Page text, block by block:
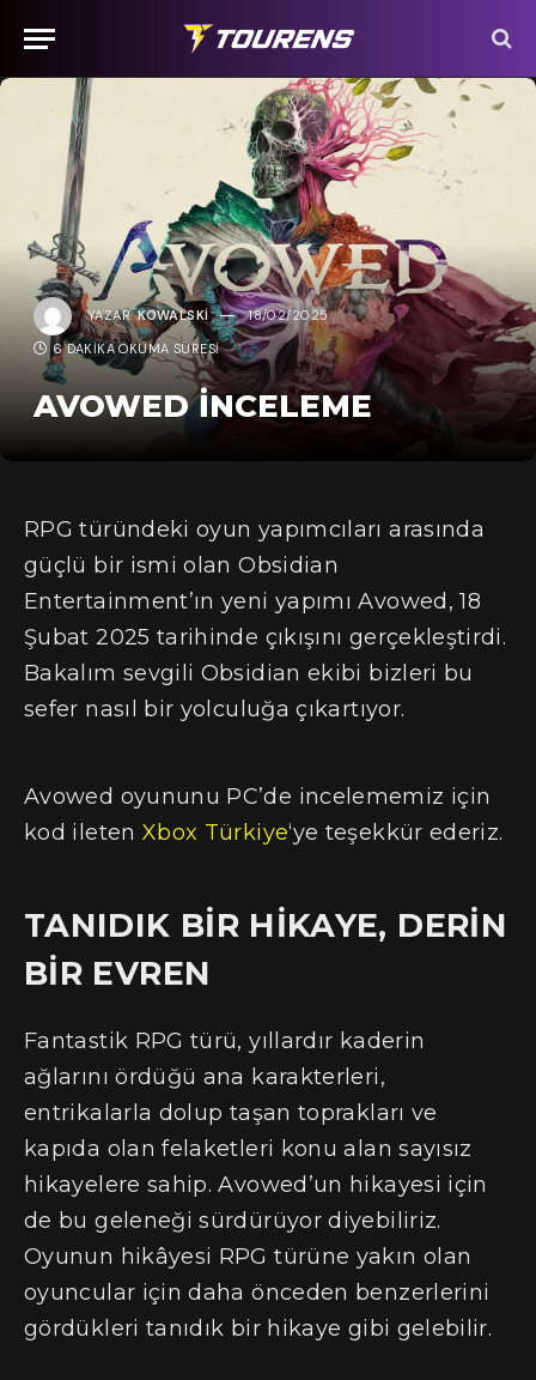
YAZAR: KOWALSKI 18/02/2025
6 DAKIKA OKUMA SÜRESI
AVOWED İNCELEME
RPG türündeki oyun yapımcıları arasında
güçlü bir ismi olan Obsidian
Entertainment’ın yeni yapımı Avowed, 18
Şubat 2025 tarihinde çıkışını gerçekleştirdi.
Bakalım sevgili Obsidian ekibi bizleri bu
sefer nasıl bir yolculuğa çıkartıyor.
Avowed oyununu PC’de incelememiz için
kod ileten Xbox Türkiye‘ye teşekkür ederiz.
TANIDIK BİR HİKAYE, DERİN
BİR EVREN
Fantastik RPG türü, yıllardır kaderin
ağlarını ördüğü ana karakterleri,
entrikalarla dolup taşan toprakları ve
kapıda olan felaketleri konu alan sayısız
hikayelere sahip. Avowed’un hikayesi için
de bu geleneği sürdürüyor diyebiliriz.
Oyunun hikâyesi RPG türüne yakın olan
oyuncular için daha önceden benzerlerini
gördükleri tanıdık bir hikaye gibi gelebilir.